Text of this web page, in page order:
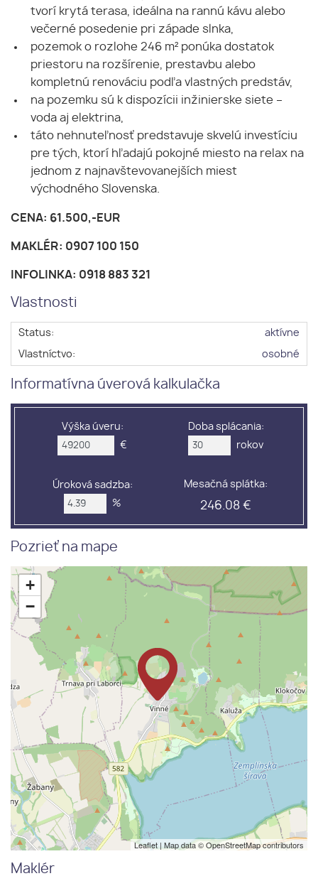
tvorí krytá terasa, ideálna na rannú kávu alebo
večerné posedenie pri západe slnka,
pozemok o rozlohe 246 m² ponúka dostatok
priestoru na rozšírenie, prestavbu alebo
kompletnú renováciu podľa vlastných predstáv,
na pozemku sú k dispozícii inžinierske siete –
voda aj elektrina,
táto nehnuteľnosť predstavuje skvelú investíciu
pre tých, ktorí hľadajú pokojné miesto na relax na
jednom z najnavštevovanejších miest
východného Slovenska.
CENA: 61.500,-EUR
MAKLÉR: 0907 100 150
INFOLINKA: 0918 883 321
Vlastnosti
Status:
aktívne
Vlastníctvo:
osobné
Informatívna úverová kalkulačka
Výška úveru:
€
Doba splácania:
rokov
Úroková sadzba:
%
Mesačná splátka:
246.08 €
Pozrieť na mape
+
−
Leaflet | Map data ©OpenStreetMapcontributors
Maklér